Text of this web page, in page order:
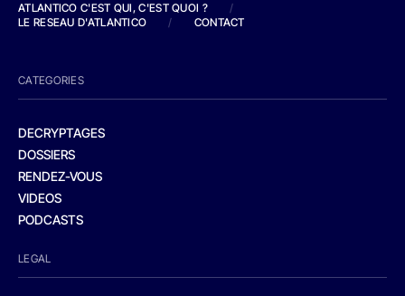
ATLANTICO C'EST QUI, C'EST QUOI ?
/
LE RESEAU D'ATLANTICO
/ CONTACT
CATEGORIES
DECRYPTAGES
DOSSIERS
RENDEZ-VOUS
VIDEOS
PODCASTS
LEGAL